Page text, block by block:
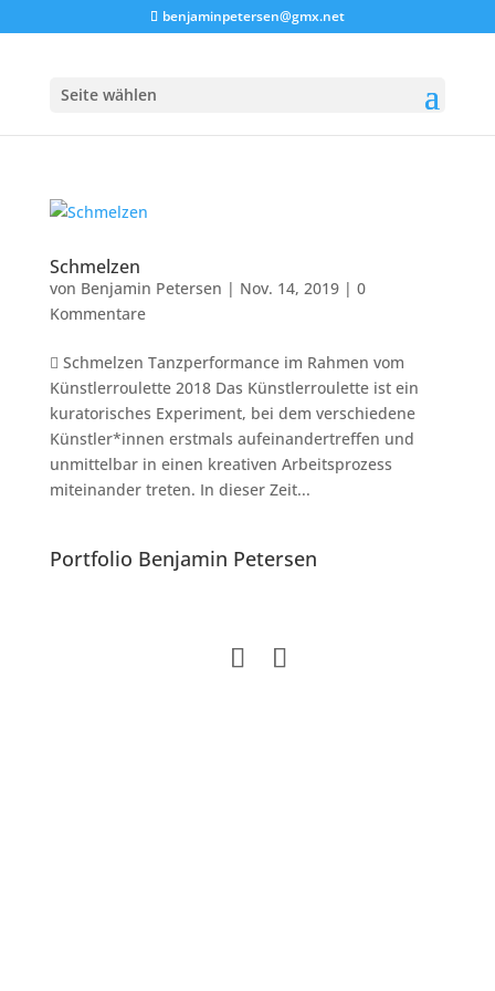
benjaminpetersen@gmx.net
Seite wählen
Schmelzen
von Benjamin Petersen | Nov. 14, 2019| 0
Kommentare
 Schmelzen Tanzperformance im Rahmen vom
Künstlerroulette 2018 Das Künstlerroulette ist ein
kuratorisches Experiment, bei dem verschiedene
Künstler*innen erstmals aufeinandertreffen und
unmittelbar in einen kreativen Arbeitsprozess
miteinander treten. In dieser Zeit...
Portfolio Benjamin Petersen